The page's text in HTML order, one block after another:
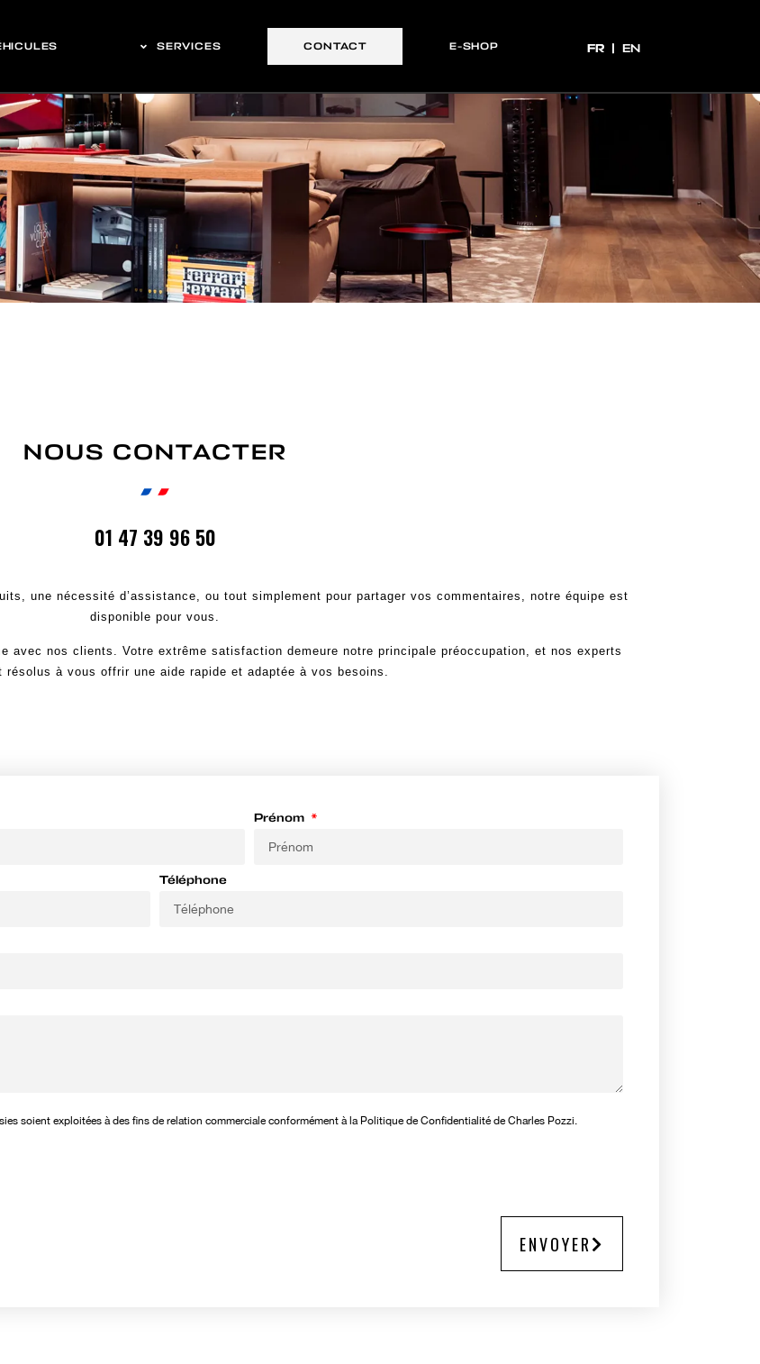
SERVICES CONTACT E-SHOP FR
FR EN
NOUS CONTACTER
01 47 39 96 50
une nécessité d’assistance, ou tout simplement pour partager vos commentaires, notre équipe est
disponible pour vous.
avec nos clients. Votre extrême satisfaction demeure notre principale préoccupation, et nos experts
résolus à vous offrir une aide rapide et adaptée à vos besoins.
Prénom
Téléphone
soient exploitées à des fins de relation commerciale conformément à la Politique de Confidentialitéde Charles Pozzi.
ENVOYER